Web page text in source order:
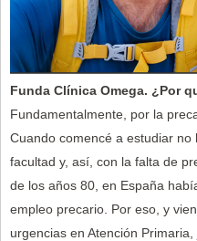
Funda Clínica Omega. ¿Por
Fundamentalmente, por la
Cuando comencé a estudiar
facultad y, así, con la falta de
de los años 80, en España
empleo precario. Por eso, y
urgencias en Atención